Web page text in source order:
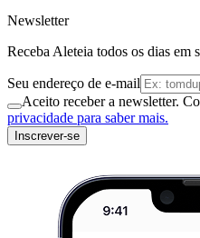
Newsletter
Receba Aleteia todos os dias em
Seu endereço de e-mail
Aceito receber a newsletter.
privacidade para saber mais.
Inscrever-se